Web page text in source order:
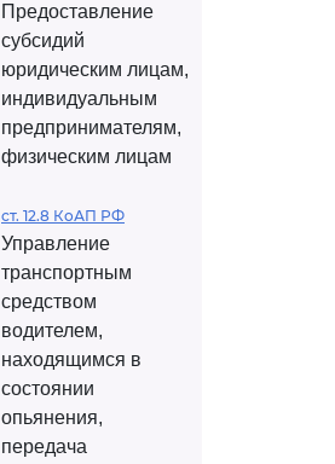
Предоставление
субсидий
юридическим лицам,
индивидуальным
предпринимателям,
физическим лицам
ст. 12.8 КоАП РФ
Управление
транспортным
средством
водителем,
находящимся в
состоянии
опьянения,
передача